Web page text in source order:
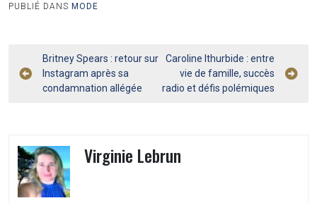
PUBLIÉ DANS MODE
Navigation
de
Britney Spears : retour sur
Instagram après sa
condamnation allégée
Caroline Ithurbide : entre
vie de famille, succès
radio et défis polémiques
Virginie Lebrun